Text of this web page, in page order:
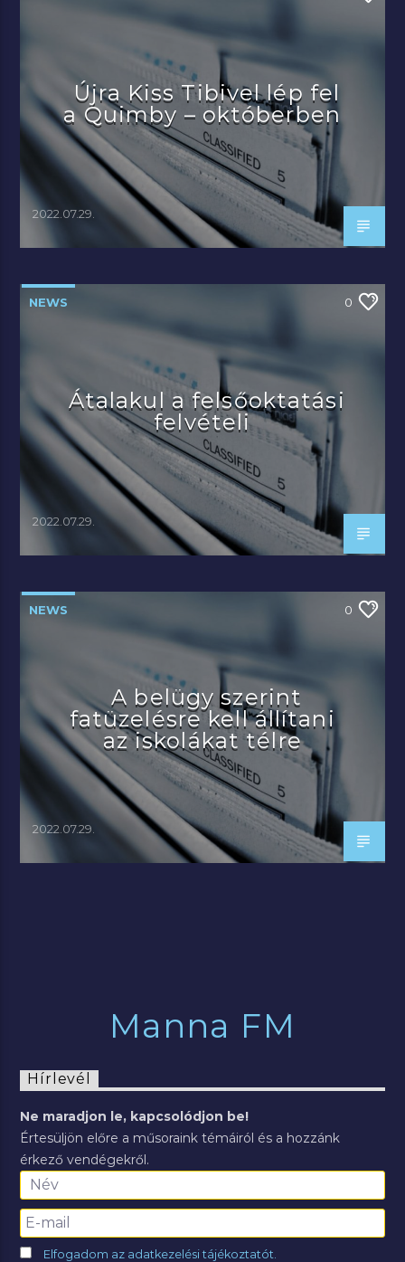
Újra Kiss Tibivel lép fel
a Quimby – októberben
2022.07.29.
NEWS 0
Átalakul a felsőoktatási
felvételi
2022.07.29.
NEWS 0
A belügy szerint
fatüzelésre kell állítani
az iskolákat télre
2022.07.29.
Manna FM
Hírlevél
Ne maradjon le, kapcsolódjon be!
Értesüljön előre a műsoraink témáiról és a hozzánk
érkező vendégekről.
Elfogadom az adatkezelési tájékoztatót.